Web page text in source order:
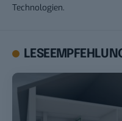
Technologien.